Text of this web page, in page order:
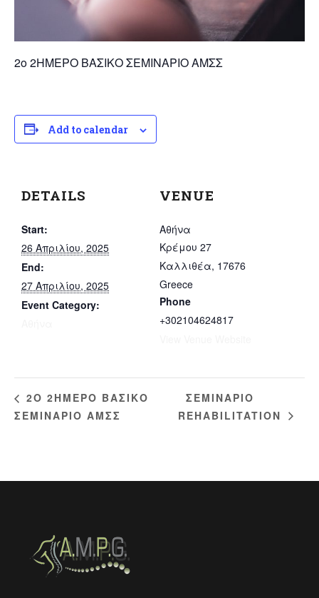
2ο 2ΗΜΕΡΟ ΒΑΣΙΚΟ ΣΕΜΙΝΑΡΙΟ ΑΜΣΣ
Add to calendar
DETAILS
Start:
26 Απριλίου, 2025
End:
27 Απριλίου, 2025
Event Category:
VENUE
Αθήνα
Κρέμου 27
Καλλιθέα, 17676
Greece
Phone
+302104624817
2Ο 2ΗΜΕΡΟ ΒΑΣΙΚΟ
ΣΕΜΙΝΑΡΙΟ ΑΜΣΣ
ΣΕΜΙΝΑΡΙΟ
REHABILITATION